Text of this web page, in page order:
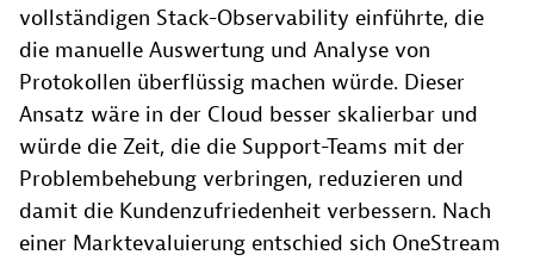
vollständigen Stack-Observability einführte, die
die manuelle Auswertung und Analyse von
Protokollen überflüssig machen würde. Dieser
Ansatz wäre in der Cloud besser skalierbar und
würde die Zeit, die die Support-Teams mit der
Problembehebung verbringen, reduzieren und
damit die Kundenzufriedenheit verbessern. Nach
einer Marktevaluierung entschied sich OneStream